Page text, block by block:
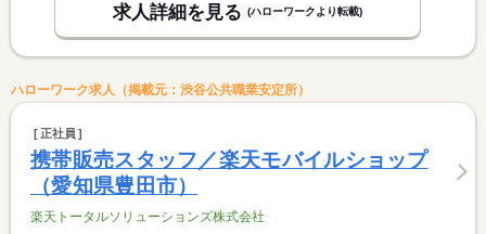
求人詳細を見る (ハローワークより転載)
ハローワーク求人（掲載元：渋谷公共職業安定所）
正社員
携帯販売スタッフ／楽天モバイルショップ
（愛知県豊田市）
楽天トータルソリューションズ株式会社